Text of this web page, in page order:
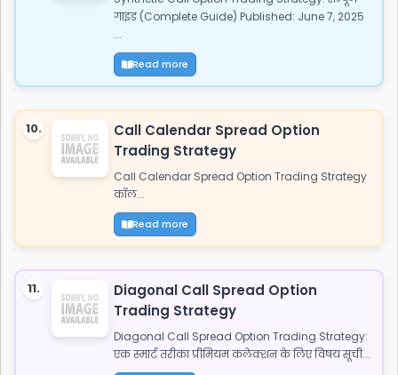
गाइड (Complete Guide) Published: June 7, 2025
...
Read more
10.
Call Calendar Spread Option
Trading Strategy
Call Calendar Spread Option Trading Strategy
कॉल...
Read more
11.
Diagonal Call Spread Option
Trading Strategy
Diagonal Call Spread Option Trading Strategy:
एक स्मार्ट तरीका प्रीमियम कलेक्शन के लिए विषय सूची...